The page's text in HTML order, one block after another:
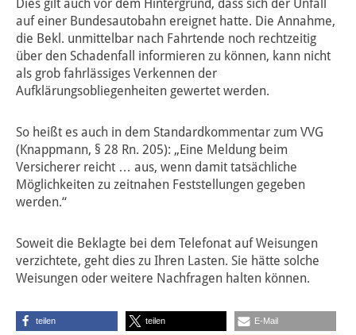
Dies gilt auch vor dem Hintergrund, dass sich der Unfall
auf einer Bundesautobahn ereignet hatte. Die Annahme,
die Bekl. unmittelbar nach Fahrtende noch rechtzeitig
über den Schadenfall informieren zu können, kann nicht
als grob fahrlässiges Verkennen der
Aufklärungsobliegenheiten gewertet werden.
So heißt es auch in dem Standardkommentar zum VVG
(Knappmann, § 28 Rn. 205): „Eine Meldung beim
Versicherer reicht … aus, wenn damit tatsächliche
Möglichkeiten zu zeitnahen Feststellungen gegeben
werden.“
Soweit die Beklagte bei dem Telefonat auf Weisungen
verzichtete, geht dies zu Ihren Lasten. Sie hätte solche
Weisungen oder weitere Nachfragen halten können.
teilen teilen E-Mail